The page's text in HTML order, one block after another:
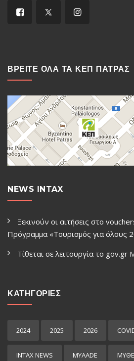
ΒΡΕΙΤΕ ΟΛΑ ΤΑ ΚΕΠ ΠΑΤΡΑΣ
NEWS INTAX
Ξεκινούν οι αιτήσεις στο
Πρόγραμμα «Τουρισμός για όλους
Τίθεται σε λειτουργία το
ΚΑΤΗΓΟΡΙΕΣ
2024 2025 2026
INTAX NEWS MYAADE